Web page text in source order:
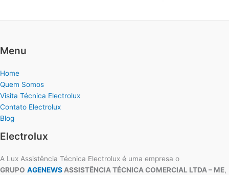
Menu
Home
Quem Somos
Visita Técnica Electrolux
Contato Electrolux
Blog
Electrolux
A Lux Assistência Técnica Electrolux é uma empresa o
GRUPO AGENEWS ASSISTÊNCIA TÉCNICA COMERCIAL LTDA – ME,